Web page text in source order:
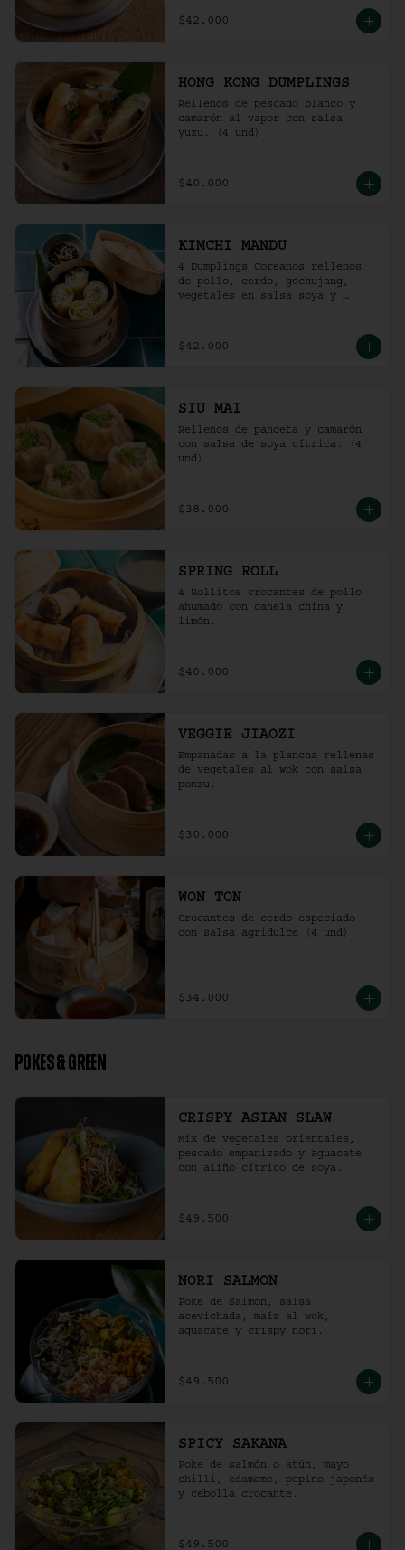
$42.000
HONG KONG DUMPLINGS
Rellenos de pescado blanco y
camarón al vapor con salsa
yuzu. (4 und)
$40.000
KIMCHI MANDU
4 Dumplings Coreanos rellenos
de pollo, cerdo, gochujang,
vegetales en salsa soya y
$42.000
SIU MAI
Rellenos de panceta y camarón
con salsa de soya cítrica. (4
und)
$38.000
SPRING ROLL
4 Rollitos crocantes de pollo
ahumado con canela china y
limón.
$40.000
VEGGIE JIAOZI
Empanadas a la plancha rellenas
de vegetales al wok con salsa
ponzu.
$30.000
WON TON
Crocantes de cerdo especiado
con salsa agridulce (4 und)
$34.000
POKES & GREEN
CRISPY ASIAN SLAW
Mix de vegetales orientales,
pescado empanizado y aguacate
con aliño cítrico de soya.
$49.500
NORI SALMON
Poke de Salmon, salsa
acevichada, maíz al wok,
aguacate y crispy nori.
$49.500
SPICY SAKANA
Poke de salmón o atún, mayo
chilli, edamame, pepino japonés
y cebolla crocante.
$49.500